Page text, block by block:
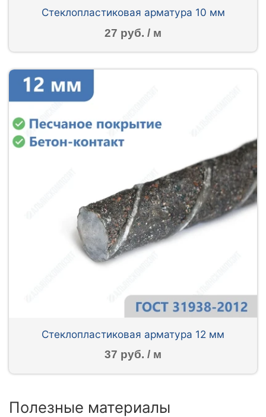
Стеклопластиковая арматура 10 мм
27 руб. / м
Стеклопластиковая арматура 12 мм
37 руб. / м
Полезные материалы